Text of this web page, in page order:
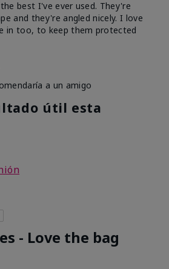
best I've ever used. They're
and they're angled nicely. I love
in too, to keep them protected
a un amigo
útil esta
- Love the bag